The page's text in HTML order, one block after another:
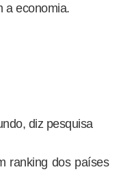
a economia.
diz pesquisa
ranking dos países